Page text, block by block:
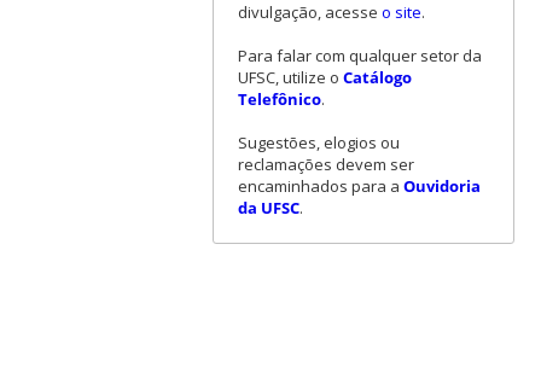
divulgação, acesse o site.
Para falar com qualquer setor da
UFSC, utilize o Catálogo
Telefônico.
Sugestões, elogios ou
reclamações devem ser
encaminhados para a Ouvidoria
da UFSC.